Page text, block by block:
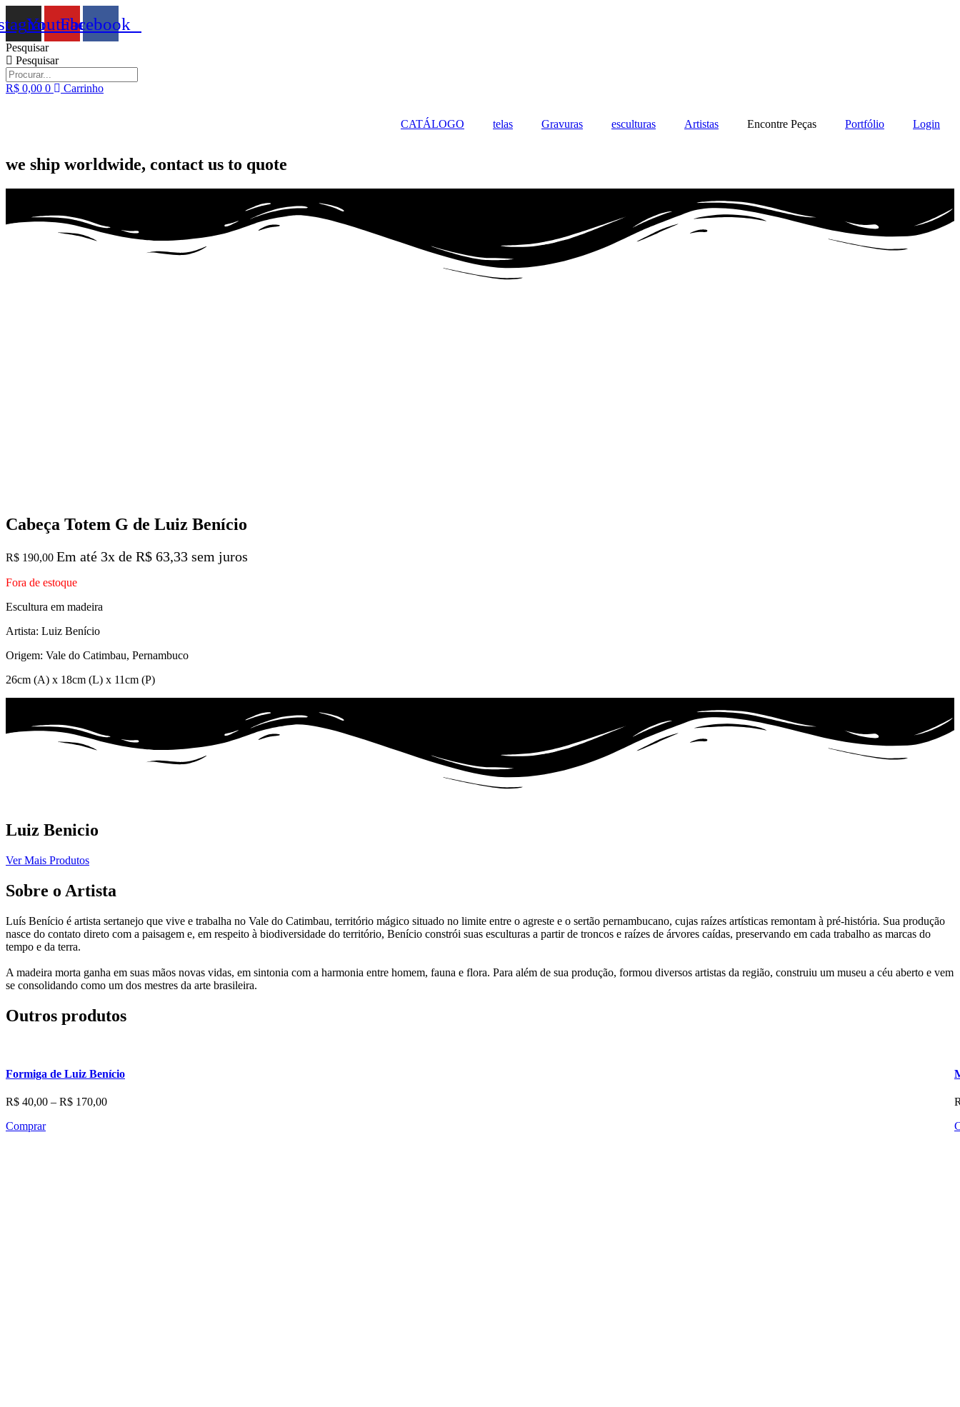
para
o
conteúdo
YoutubeFacebook
Pesquisar
Pesquisar
R$ 0,00 0 Carrinho
CATÁLOGO telas Gravuras esculturas Artistas Encontre Peças Portfólio Login
we ship worldwide, contact us to quote
Cabeça Totem G de Luiz Benício
R$ 190,00 Em até 3x de R$ 63,33 sem juros
Fora de estoque
Escultura em madeira
Artista: Luiz Benício
Origem: Vale do Catimbau, Pernambuco
26cm (A) x 18cm (L) x 11cm (P)
Luiz Benicio
Ver Mais Produtos
Sobre o Artista
Luís Benício é artista sertanejo que vive e trabalha no Vale do Catimbau, território mágico situado no limite entre o agreste e o sertão pernambucano, cujas raízes artísticas remontam à pré-história. Sua produção
nasce do contato direto com a paisagem e, em respeito à biodiversidade do território, Benício constrói suas esculturas a partir de troncos e raízes de árvores caídas, preservando em cada trabalho as marcas do
tempo e da terra.
A madeira morta ganha em suas mãos novas vidas, em sintonia com a harmonia entre homem, fauna e flora. Para além de sua produção, formou diversos artistas da região, construiu um museu a céu aberto e vem
se consolidando como um dos mestres da arte brasileira.
Outros produtos
Formiga de Luiz Benício
R$ 40,00 – R$ 170,00Faixa
Comprar